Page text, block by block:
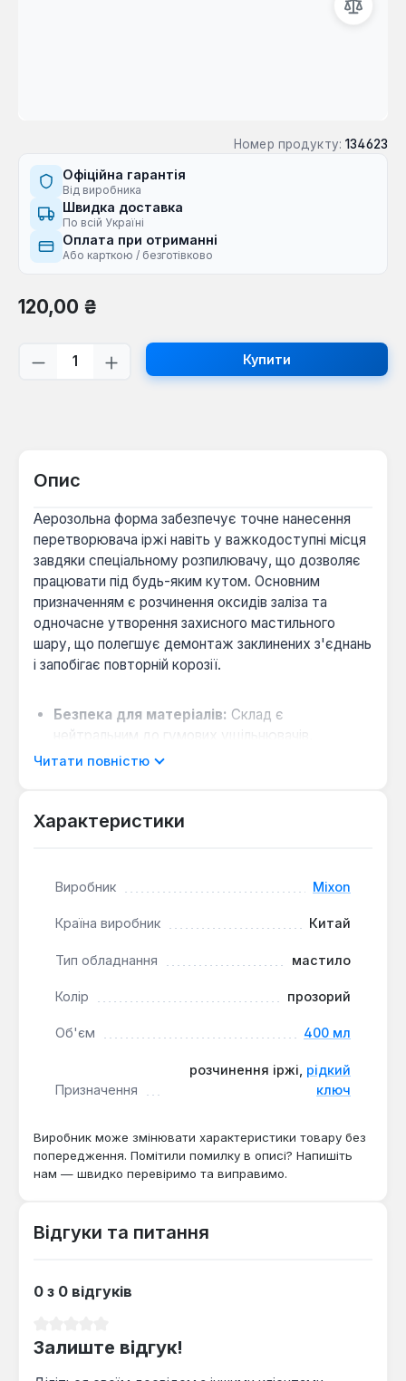
Номер продукту: 134623
Офіційна гарантія
Від виробника
Швидка доставка
По всій Україні
Оплата при отриманні
Або карткою / безготівково
Звичайна ціна:
120,00 ₴
Кількість товару: Введіть потрібну
Купити
Опис
Аерозольна форма забезпечує точне нанесення
перетворювача іржі навіть у важкодоступні місця
завдяки спеціальному розпилювачу, що дозволяє
працювати під будь-яким кутом. Основним
призначенням є розчинення оксидів заліза та
одночасне утворення захисного мастильного
шару, що полегшує демонтаж заклинених з'єднань
і запобігає повторній корозії.
Безпека для матеріалів: Склад є
нейтральним до гумових ущільнювачів,
пластикових деталей, лакофарбових покриттів
Подвійна дія:Поєднує функції рідкого ключа
для подальшого захисту.
Засіб об'ємом 400 мл ефективно
використовується для відновлення рухливості
сільськогосподарської та промислової техніки, а
циліндричних з'єднань, шестерень, направляючих
Читати повністю
Характеристики
Виробник Mixon
Країна виробник Китай
Тип обладнання мастило
Колір прозорий
Об'єм 400 мл
Призначення
розчинення іржі, рідкий
ключ
Виробник може змінювати характеристики товару без
попередження. Помітили помилку в описі? Напишіть
нам — швидко перевіримо та виправимо.
Відгуки та питання
0 з 0 відгуків
Залиште відгук!